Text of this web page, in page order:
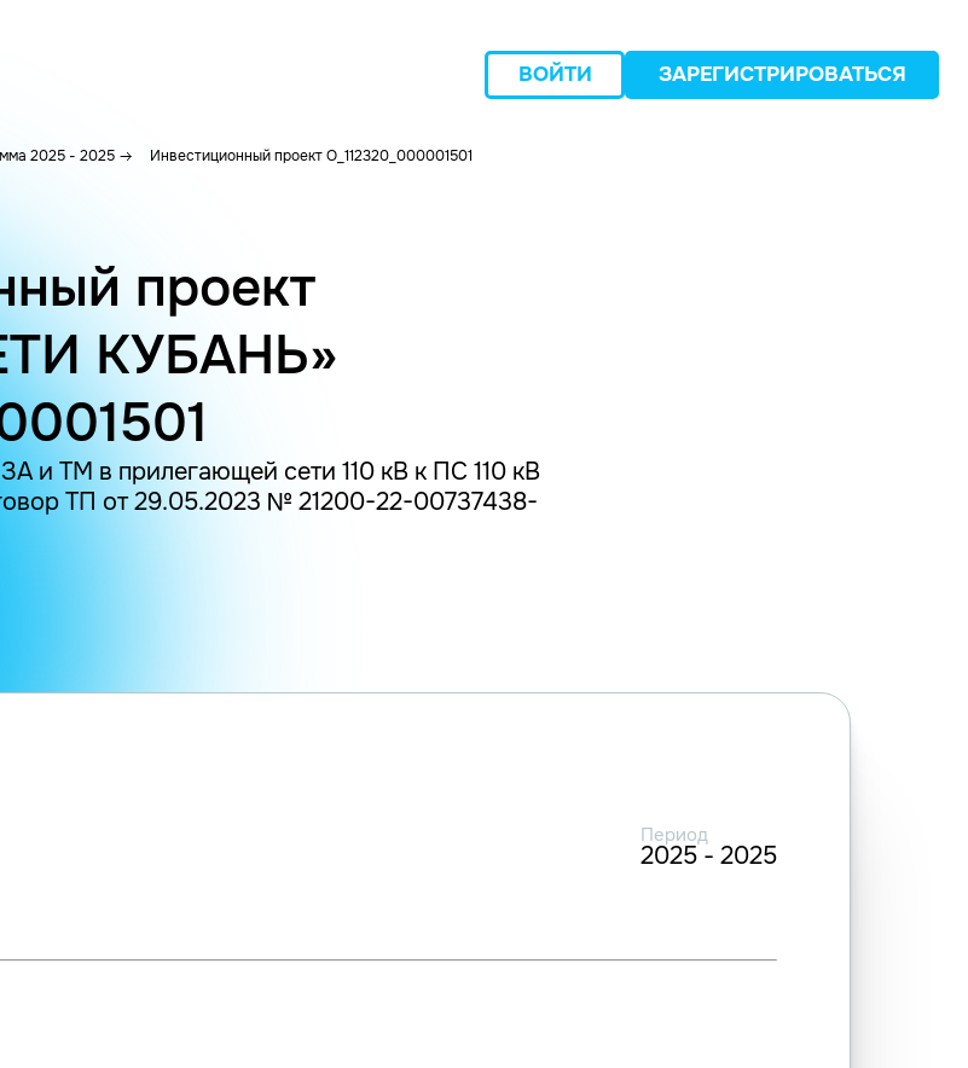
ВОЙТИ ЗАРЕГИСТРИРОВАТЬСЯ
2025 - 2025 Инвестиционный проект O_112320_000001501
проект
КУБАНЬ»
и ТМ в прилегающей сети 110 кВ к ПС 110 кВ
ТП от 29.05.2023 № 21200-22-00737438-
Период
2025 - 2025